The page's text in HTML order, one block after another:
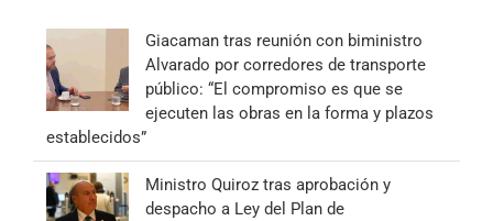
Giacaman tras reunión con biministro
Alvarado por corredores de transporte
público: “El compromiso es que se
ejecuten las obras en la forma y plazos
establecidos”
Ministro Quiroz tras aprobación y
despacho a Ley del Plan de